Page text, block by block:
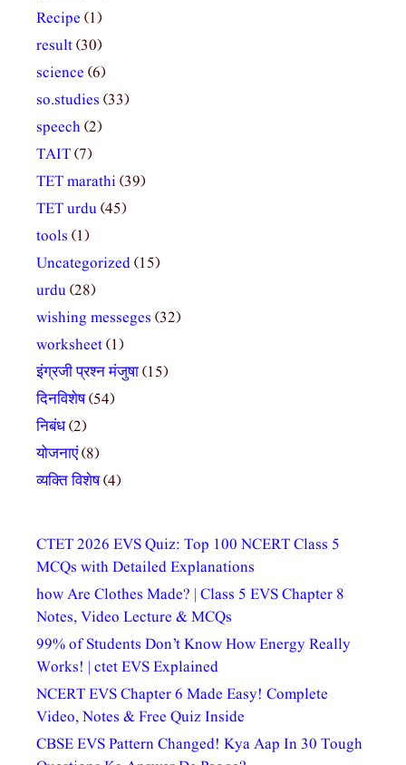
Recipe (1)
result(30)
science (6)
so.studies (33)
speech(2)
TAIT(7)
TET marathi(39)
TET urdu(45)
tools (1)
Uncategorized(15)
urdu(28)
wishing messeges (32)
worksheet(1)
इंग्रजी प्रश्न मंजुषा(15)
दिनविशेष(54)
निबंध(2)
योजनाएं(8)
व्यक्ति विशेष(4)
CTET 2026 EVS Quiz: Top 100 NCERT Class 5
MCQs with Detailed Explanations
how Are Clothes Made? | Class 5 EVS Chapter 8
Notes, Video Lecture & MCQs
99% of Students Don’t Know How Energy Really
Works! | ctet EVS Explained
NCERT EVS Chapter 6 Made Easy! Complete
Video, Notes & Free Quiz Inside
CBSE EVS Pattern Changed! Kya Aap In 30 Tough